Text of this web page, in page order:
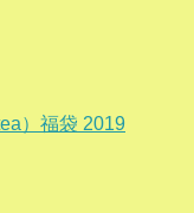
）福袋 2019